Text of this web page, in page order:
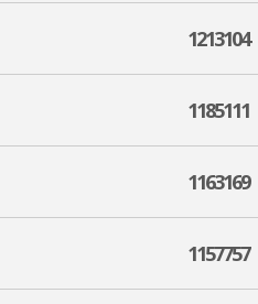
1213104
1185111
1163169
1157757